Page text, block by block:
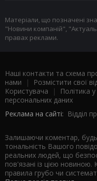
Матеріали, що позначені
"Новини компаній",
правах реклами.
Наші контакти та схема
нами | Розмістити свої
Користувача |
Політика
персональних даних
Реклама на сайті: Відділ
Залишаючи коментар,
тональність Вашого
реальних людей, що
пов'язані із цією новиною.
правила грубо чи